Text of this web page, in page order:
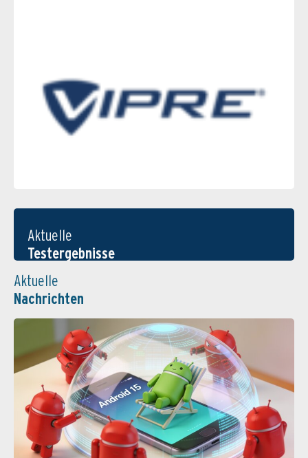
Aktuelle
Testergebnisse
Aktuelle
Nachrichten